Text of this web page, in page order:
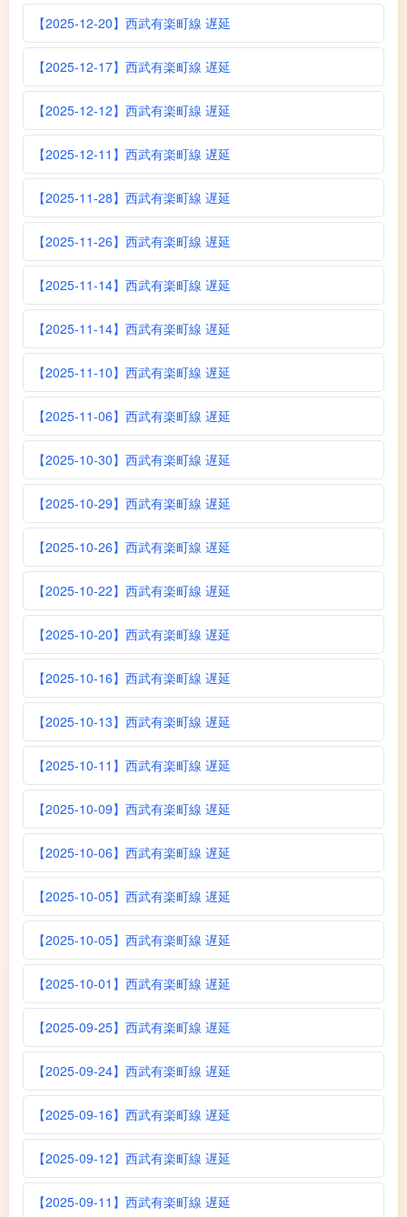
【2025-12-20】西武有楽町線 遅延
【2025-12-17】西武有楽町線 遅延
【2025-12-12】西武有楽町線 遅延
【2025-12-11】西武有楽町線 遅延
【2025-11-28】西武有楽町線 遅延
【2025-11-26】西武有楽町線 遅延
【2025-11-14】西武有楽町線 遅延
【2025-11-14】西武有楽町線 遅延
【2025-11-10】西武有楽町線 遅延
【2025-11-06】西武有楽町線 遅延
【2025-10-30】西武有楽町線 遅延
【2025-10-29】西武有楽町線 遅延
【2025-10-26】西武有楽町線 遅延
【2025-10-22】西武有楽町線 遅延
【2025-10-20】西武有楽町線 遅延
【2025-10-16】西武有楽町線 遅延
【2025-10-13】西武有楽町線 遅延
【2025-10-11】西武有楽町線 遅延
【2025-10-09】西武有楽町線 遅延
【2025-10-06】西武有楽町線 遅延
【2025-10-05】西武有楽町線 遅延
【2025-10-05】西武有楽町線 遅延
【2025-10-01】西武有楽町線 遅延
【2025-09-25】西武有楽町線 遅延
【2025-09-24】西武有楽町線 遅延
【2025-09-16】西武有楽町線 遅延
【2025-09-12】西武有楽町線 遅延
【2025-09-11】西武有楽町線 遅延